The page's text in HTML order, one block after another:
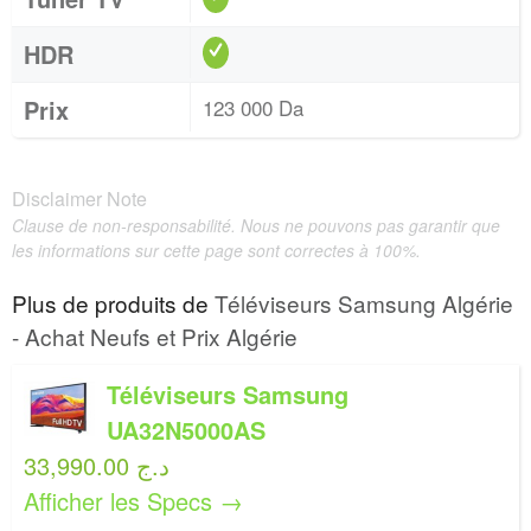
HDR
Prix
123 000 Da
Disclaimer Note
Clause de non-responsabilité. Nous ne pouvons pas garantir que
les informations sur cette page sont correctes à 100%.
Plus de produits de Téléviseurs Samsung Algérie
- Achat Neufs et Prix Algérie
Téléviseurs Samsung
UA32N5000AS
33,990.00 د.ج
Afficher les Specs →